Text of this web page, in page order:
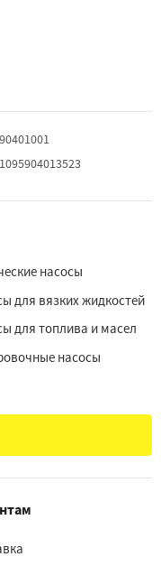
насосы
для вязких жидкостей
для топлива и масел
насосы